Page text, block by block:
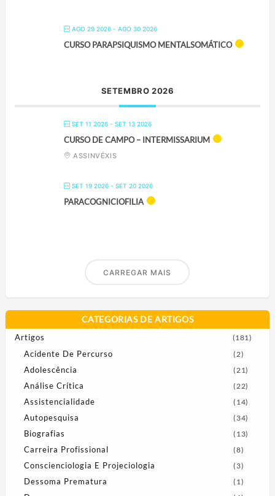
AGO 29 2026- AGO 30 2026
CURSO PARAPSIQUISMO MENTALSOMÁTICO
SETEMBRO 2026
SET 11 2026- SET 13 2026
CURSO DE CAMPO – INTERMISSARIUM
ASSINVÉXIS
SET 19 2026- SET 20 2026
PARACOGNICIOFILIA
CARREGAR MAIS
CATEGORIAS DE ARTIGOS
Artigos (181)
Acidente De Percurso (2)
Adolescência (21)
Análise Crítica (22)
Assistencialidade (14)
Autopesquisa (34)
Biografias (13)
Carreira Profissional (8)
Conscienciologia E Projeciologia (3)
Dessoma Prematura (1)